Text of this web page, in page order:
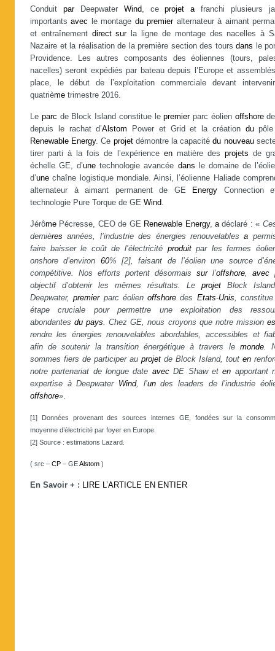
Conduit parDeepwater Wind, ceprojet afranchi plusieurs
importantsavec le montage du premieralternateur à aimant
et entraînement direct surla ligne de montage des nacelles à
Nazaire et la réalisation de la première section des toursdans le
Providence. Les autres composants des éoliennes (tours,
nacelles) seront expédiés par bateau depuis l’Europe et
place, le début de l’exploitation commerciale devant
quatrième trimestre 2016.
Le parc de Block Island constitue lepremierparc éolien offshore
depuis le rachat d’Alstom Power et Grid et la création dupôle
Renewable Energy. Ce projetdémontre la capacitédu nouveau
tirer parti à la fois de l’expérience enmatière des projets de
échelle GE, d’une technologie avancée dans le domaine de
d’une chaîne logistique mondiale. Ainsi, l’éolienne Haliade
alternateur à aimant permanent de GE
Energy Connection
technologie Pure Torque de GE Wind.
Jérôme Pécresse, CEO de GE Renewable Energy, adéclaré : «
dernières années, l’industrie des énergies renouvelablesa
faire baisser le coût de l’électricité produitpar les fermes
onshore d’environ 60% [2], faisant de l’éolien une source
compétitive. Nos efforts portent désormais surl’offshore, avec
objectif d’obtenir les mêmes résultats. Le projet Block
Deepwater,premierparc éolien offshore des Etats-Unis, constitue
étape cruciale pour permettre une exploitation des
abondantesdu pays. Chez GE, nous croyons que notre mission
rendre les énergies renouvelables abordables, accessibles et
afin de soutenir la transition énergétique à travers le monde.
sommes fiers de participer au projet de Block Island, tout en
notre partenariat de longue date avecDE Shaw eten apportant
expertise à Deepwater Wind, l’undes leaders de l’industrie
offshore».
[1] Données provenant des sources internes GE, fondées sur la
moyenne d’électricité par foyer en Europe.
[2] Source : estimations Lazard.
( src – CP – GEAlstom )
En Savoir + : LIRE L’ARTICLE EN ENTIER